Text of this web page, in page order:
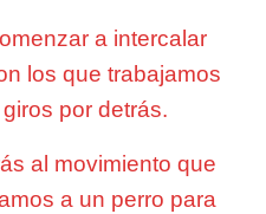
a intercalar
los que trabajamos
por detrás.
al movimiento que
a un perro para